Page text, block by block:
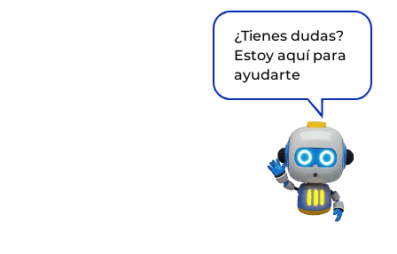
¿Tienes dudas?
Estoy aquí para
ayudarte